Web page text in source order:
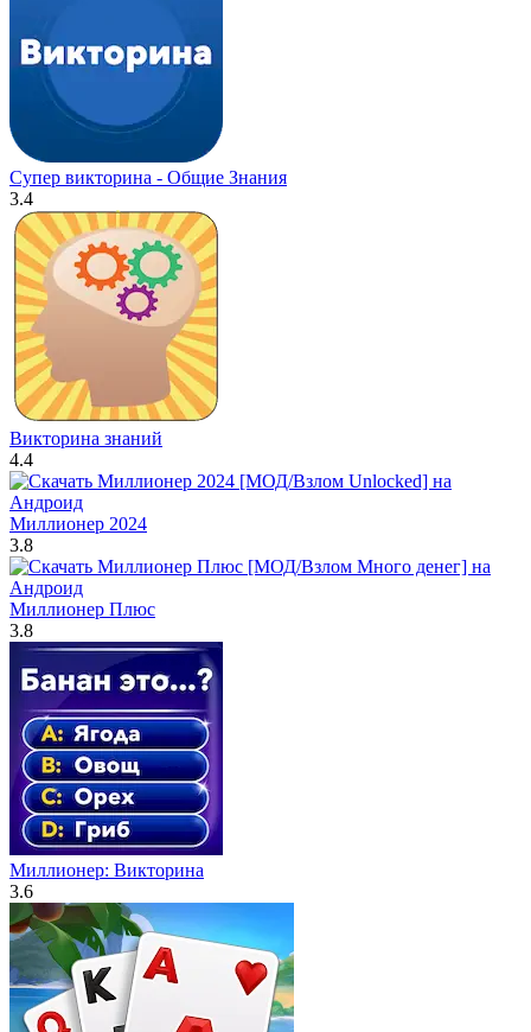
Супер викторина - Общие Знания
3.4
Викторина знаний
4.4
Миллионер 2024
3.8
Миллионер Плюс
3.8
Миллионер: Викторина
3.6